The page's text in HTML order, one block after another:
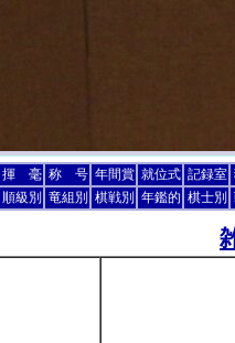
揮 毫 称 号 年間賞 就位式 記録室
順級別 竜組別 棋戦別 年鑑的 棋士別